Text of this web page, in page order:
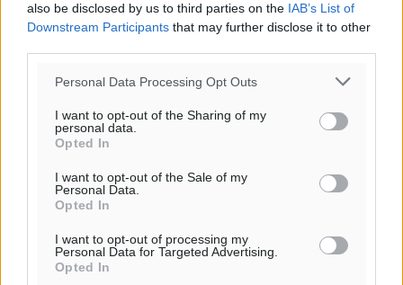
also be disclosed by us to third parties on the IAB’s List of
Downstream Participants that may further disclose it to other
Personal Data Processing Opt Outs
I want to opt-out of the Sharing of my
personal data.
Opted In
I want to opt-out of the Sale of my
Personal Data.
Opted In
I want to opt-out of processing my
Personal Data for Targeted Advertising.
Opted In
Ροή ειδήσεων
εκδήλωση για τους αυτοδιοικητικούς της Κω
Πολιτιστικά
Εγκρίθηκε η ηλεκτρική διασύνδεση Ρόδου και Κω
μέσω υποβρύχιων καλωδίων με την ηπειρωτική